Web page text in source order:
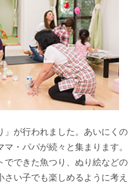
」が行われました。あいにくの
・パパが続々と集まります。
でできた魚つり、ぬり絵などの
い子でも楽しめるように考え